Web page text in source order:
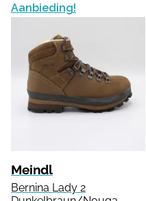
Aanbieding!
Meindl
Bernina Lady 2